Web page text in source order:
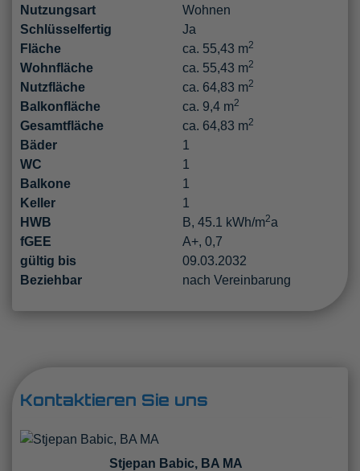
Nutzungsart
Wohnen
Schlüsselfertig
Ja
Fläche
ca. 55,43 m2
Wohnfläche ca. 55,43 m2
Nutzfläche ca. 64,83 m2
Balkonfläche ca. 9,4 m2
Gesamtfläche ca. 64,83 m2
Bäder
1
WC
1
Balkone
1
Keller
1
HWB
B, 45.1 kWh/m2a
fGEE
A+, 0,7
gültig bis
09.03.2032
Beziehbar
nach Vereinbarung
Kontaktieren Sie uns
Stjepan Babic, BA MA